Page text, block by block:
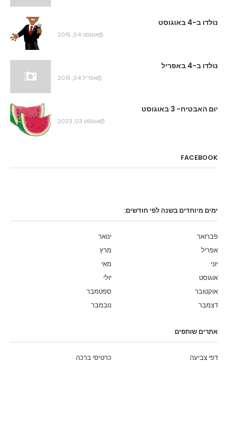
נולדו ב-4 באוגוסט
אוגוסט 04, 2015
נולדו ב-4 באפריל
אפריל 04, 2015
יום האבטיח- 3 באוגוסט
אוגוסט 03, 2023
FACEBOOK
ימים מיוחדים בשנה לפי חודשים:
ינואר
פברואר
מרץ
אפריל
מאי
יוני
יולי
אוגוסט
ספטמבר
אוקטובר
נובמבר
דצמבר
אתרים שותפים
כרטיסי ברכה דפי צביעה